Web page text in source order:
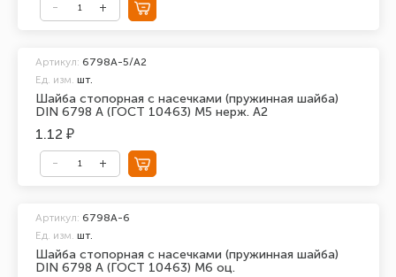
Шайба стопорная с насечками (пружинная шайба)
DIN 6798 A (ГОСТ 10463) М5 нерж. А2
Артикул: 6798A-5/А2
Ед. изм. шт.
1.12 ₽
Шайба стопорная с насечками (пружинная шайба)
DIN 6798 A (ГОСТ 10463) М6 оц.
Артикул: 6798A-6
Ед. изм. шт.